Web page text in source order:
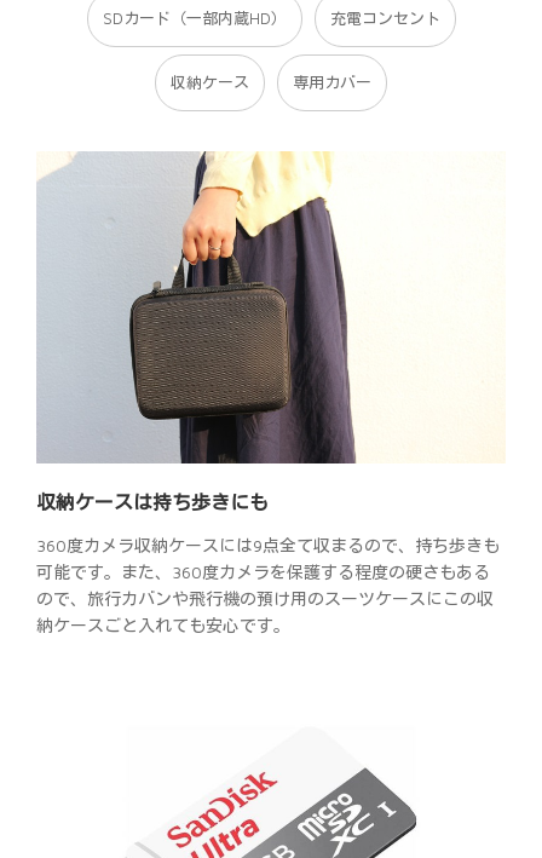
SDカード（一部内蔵HD） 充電コンセント
収納ケース 専用カバー
収納ケースは持ち歩きにも
360度カメラ収納ケースには9点全て収まるので、持ち歩きも
可能です。また、360度カメラを保護する程度の硬さもある
ので、旅行カバンや飛行機の預け用のスーツケースにこの収
納ケースごと入れても安心です。